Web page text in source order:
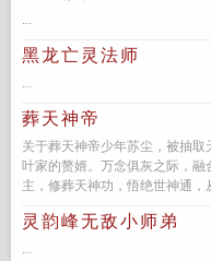
...
黑龙亡灵法师
...
葬天神帝
关于葬天神帝少年苏尘，被抽
叶家的赘婿。万念俱灰之际，
主，修葬天神功，悟绝世神通
灵韵峰无敌小师弟
...